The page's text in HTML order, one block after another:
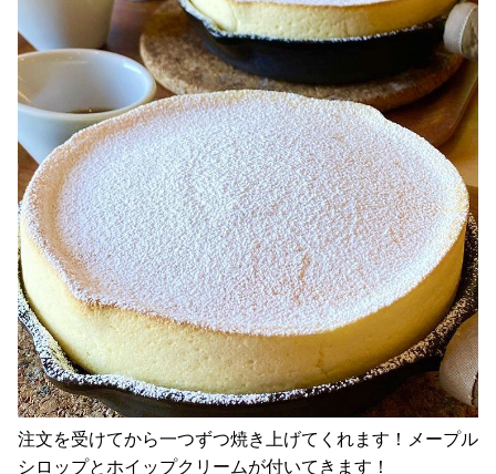
注文を受けてから一つずつ焼き上げてくれます！メープル
シロップとホイップクリームが付いてきます！